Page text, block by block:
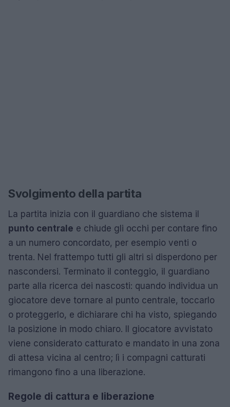
Svolgimento della partita
La partita inizia con il guardiano che sistema il
punto centrale e chiude gli occhi per contare fino
a un numero concordato, per esempio venti o
trenta. Nel frattempo tutti gli altri si disperdono per
nascondersi. Terminato il conteggio, il guardiano
parte alla ricerca dei nascosti: quando individua un
giocatore deve tornare al punto centrale, toccarlo
o proteggerlo, e dichiarare chi ha visto, spiegando
la posizione in modo chiaro. Il giocatore avvistato
viene considerato catturato e mandato in una zona
di attesa vicina al centro; lì i compagni catturati
rimangono fino a una liberazione.
Regole di cattura e liberazione